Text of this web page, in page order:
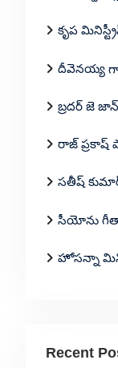
కృప
దీవెనయ్య గారి
బ్రదర్ జె జాన్
రాజ్ ప్రకాష్
సతీష్ కుమార్
సీయోను
హోసన్నా
Recent